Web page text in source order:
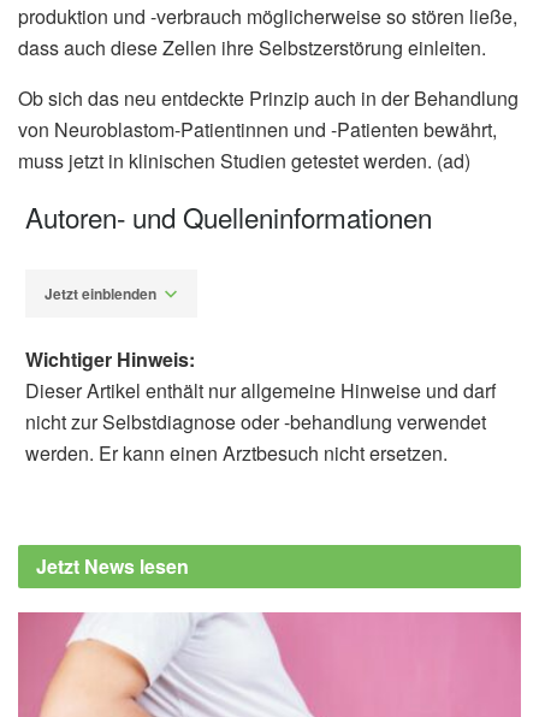
produktion und -verbrauch möglicherweise so stören ließe,
dass auch diese Zellen ihre Selbstzerstörung einleiten.
Ob sich das neu entdeckte Prinzip auch in der Behandlung
von Neuroblastom-Patientinnen und -Patienten bewährt,
muss jetzt in klinischen Studien getestet werden. (ad)
Autoren- und Quelleninformationen
Jetzt einblenden
Tumoren auf Entzug: Aminosäuremangel
lässt kindliche Tumoren schrumpfen, (Abruf:
Krebsforschungszentrum
Alborzinia H, Flórez A.F., Kreth S., Brückner
L.M. et al.: MYCN mediates cysteine
Wichtiger Hinweis:
Dieser Artikel enthält nur allgemeine Hinweise und darf
nicht zur Selbstdiagnose oder -behandlung verwendet
werden. Er kann einen Arztbesuch nicht ersetzen.
Jetzt News lesen